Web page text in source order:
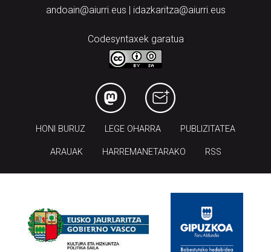
andoain@aiurri.eus | idazkaritza@aiurri.eus
Codesyntaxek garatua
HONI BURUZ LEGE OHARRA PUBLIZITATEA
ARAUAK HARREMANETARAKO RSS